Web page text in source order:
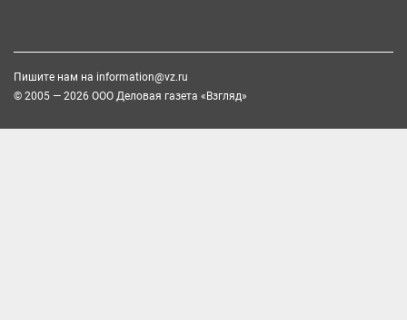
Пишите нам на information@vz.ru
© 2005 — 2026 ООО Деловая газета «Взгляд»